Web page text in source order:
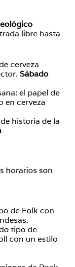
libre hasta
cerveza
Sábado
el papel de
en cerveza
historia de la
horarios son
de Folk con
tipo de
con un estilo